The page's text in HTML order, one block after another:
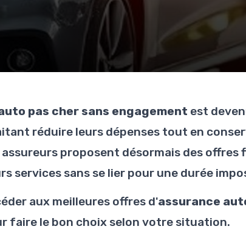
pas cher sans engagement est
réduire leurs dépenses tout en
proposent désormais des offres
services sans se lier pour une durée
aux meilleures offres d'assurance
faire le bon choix selon votre situation.